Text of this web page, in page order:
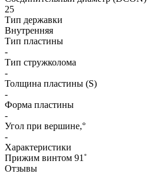
25
Тип державки
Внутренняя
Тип пластины
-
Тип стружколома
-
Толщина пластины (S)
-
Форма пластины
-
Угол при вершине,°
-
Характеристики
Прижим винтом 91˚
Отзывы